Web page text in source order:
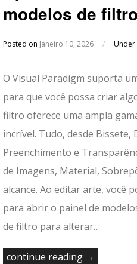
modelos de filtro
Posted on Janeiro 10, 2026 / Under
O Visual Paradigm suporta
para que você possa criar
filtro oferece uma ampla
incrível. Tudo, desde Bissete,
Preenchimento e
de Imagens, Material,
alcance. Ao editar arte, você
para abrir o painel de
de filtro para alterar…
continue reading →